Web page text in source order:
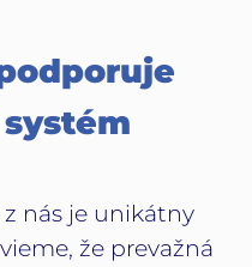
nás je unikátny
že prevažná